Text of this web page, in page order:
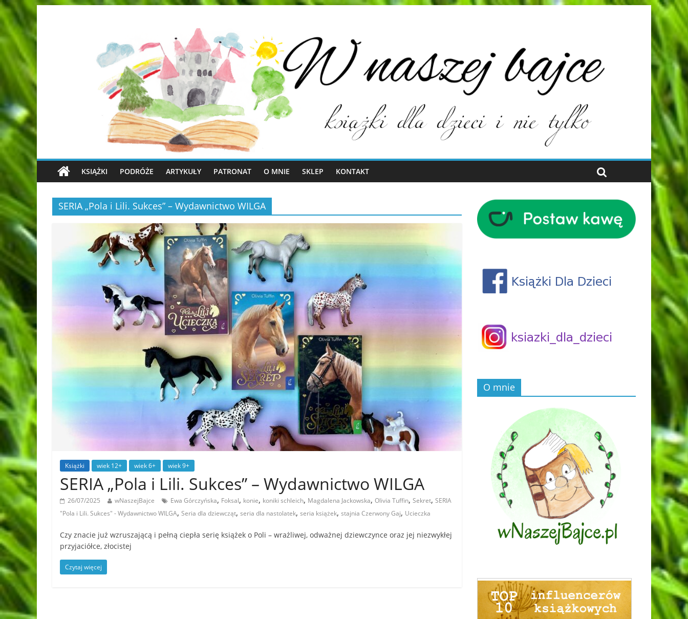
KSIĄŻKI PODRÓŻE ARTYKUŁY PATRONAT O MNIE SKLEP KONTAKT
SERIA „Pola i Lili. Sukces” – Wydawnictwo WILGA
Książki wiek 12+ wiek 6+ wiek 9+
SERIA „Pola i Lili. Sukces” – Wydawnictwo WILGA
26/07/2025 wNaszejBajce Ewa Górczyńska, Foksal, konie, koniki schleich, Magdalena Jackowska, Olivia Tuffin, Sekret, SERIA
"Pola i Lili. Sukces" - Wydawnictwo WILGA, Seria dla dziewcząt, seria dla nastolatek, seria książek, stajnia Czerwony Gaj, Ucieczka
Czy znacie już wzruszającą i pełną ciepła serię książek o Poli – wrażliwej, odważnej dziewczynce oraz jej niezwykłej
przyjaciółce, złocistej
Czytaj więcej
O mnie